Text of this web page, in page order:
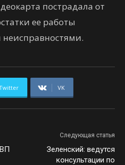
пострадала от
ее работы
VK
Следующая статья
Зеленский: ведутся
консультации по